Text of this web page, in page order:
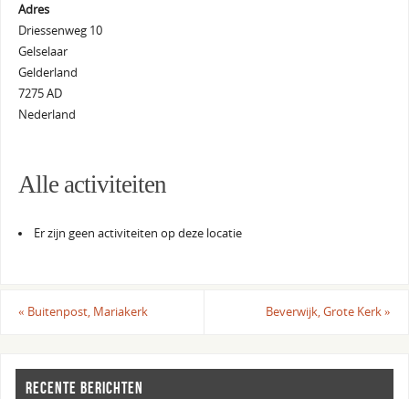
Adres
Driessenweg 10
Gelselaar
Gelderland
7275 AD
Nederland
Alle activiteiten
Er zijn geen activiteiten op deze locatie
« Buitenpost, Mariakerk Beverwijk, Grote Kerk»
RECENTE BERICHTEN